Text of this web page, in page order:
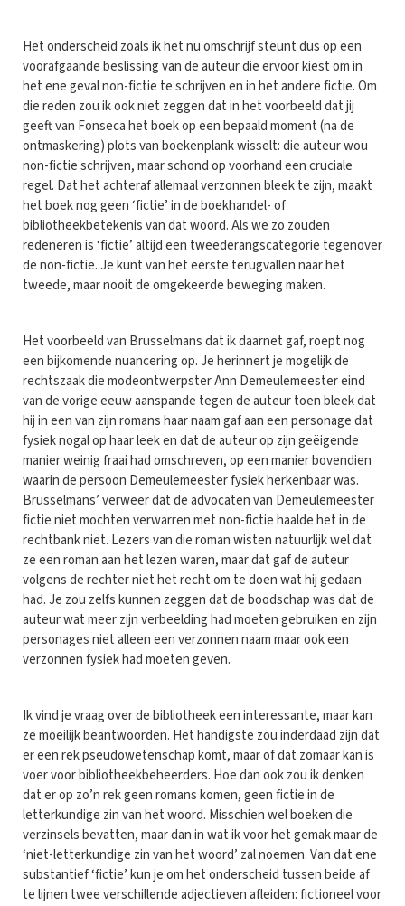
Het onderscheid zoals ik het nu omschrijf steunt dus op een
voorafgaande beslissing van de auteur die ervoor kiest om in
het ene geval non-fictie te schrijven en in het andere fictie. Om
die reden zou ik ook niet zeggen dat in het voorbeeld dat jij
geeft van Fonseca het boek op een bepaald moment (na de
ontmaskering) plots van boekenplank wisselt: die auteur wou
non-fictie schrijven, maar schond op voorhand een cruciale
regel. Dat het achteraf allemaal verzonnen bleek te zijn, maakt
het boek nog geen ‘fictie’ in de boekhandel- of
bibliotheekbetekenis van dat woord. Als we zo zouden
redeneren is ‘fictie’ altijd een tweederangscategorie tegenover
de non-fictie. Je kunt van het eerste terugvallen naar het
tweede, maar nooit de omgekeerde beweging maken.
Het voorbeeld van Brusselmans dat ik daarnet gaf, roept nog
een bijkomende nuancering op. Je herinnert je mogelijk de
rechtszaak die modeontwerpster Ann Demeulemeester eind
van de vorige eeuw aanspande tegen de auteur toen bleek dat
hij in een van zijn romans haar naam gaf aan een personage dat
fysiek nogal op haar leek en dat de auteur op zijn geëigende
manier weinig fraai had omschreven, op een manier bovendien
waarin de persoon Demeulemeester fysiek herkenbaar was.
Brusselmans’ verweer dat de advocaten van Demeulemeester
fictie niet mochten verwarren met non-fictie haalde het in de
rechtbank niet. Lezers van die roman wisten natuurlijk wel dat
ze een roman aan het lezen waren, maar dat gaf de auteur
volgens de rechter niet het recht om te doen wat hij gedaan
had. Je zou zelfs kunnen zeggen dat de boodschap was dat de
auteur wat meer zijn verbeelding had moeten gebruiken en zijn
personages niet alleen een verzonnen naam maar ook een
verzonnen fysiek had moeten geven.
Ik vind je vraag over de bibliotheek een interessante, maar kan
ze moeilijk beantwoorden. Het handigste zou inderdaad zijn dat
er een rek pseudowetenschap komt, maar of dat zomaar kan is
voer voor bibliotheekbeheerders. Hoe dan ook zou ik denken
dat er op zo’n rek geen romans komen, geen fictie in de
letterkundige zin van het woord. Misschien wel boeken die
verzinsels bevatten, maar dan in wat ik voor het gemak maar de
‘niet-letterkundige zin van het woord’ zal noemen. Van dat ene
substantief ‘fictie’ kun je om het onderscheid tussen beide af
te lijnen twee verschillende adjectieven afleiden: fictioneel voor